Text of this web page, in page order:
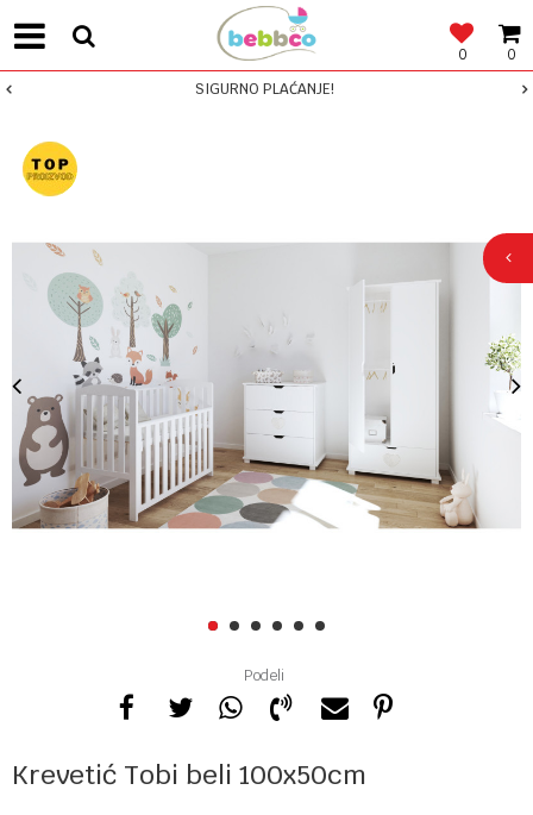
0
0
SIGURNO PLAĆANJE!
1 2 3 4 5 6
Podeli
Krevetić Tobi beli 100x50cm